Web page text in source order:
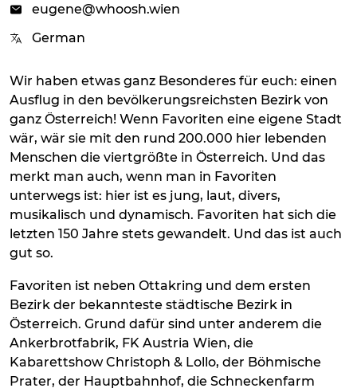
eugene@whoosh.wien
German
Wir haben etwas ganz Besonderes für euch: einen
Ausflug in den bevölkerungsreichsten Bezirk von
ganz Österreich! Wenn Favoriten eine eigene Stadt
wär, wär sie mit den rund 200.000 hier lebenden
Menschen die viertgrößte in Österreich. Und das
merkt man auch, wenn man in Favoriten
unterwegs ist: hier ist es jung, laut, divers,
musikalisch und dynamisch. Favoriten hat sich die
letzten 150 Jahre stets gewandelt. Und das ist auch
gut so.
Favoriten ist neben Ottakring und dem ersten
Bezirk der bekannteste städtische Bezirk in
Österreich. Grund dafür sind unter anderem die
Ankerbrotfabrik, FK Austria Wien, die
Kabarettshow Christoph & Lollo, der Böhmische
Prater, der Hauptbahnhof, die Schneckenfarm